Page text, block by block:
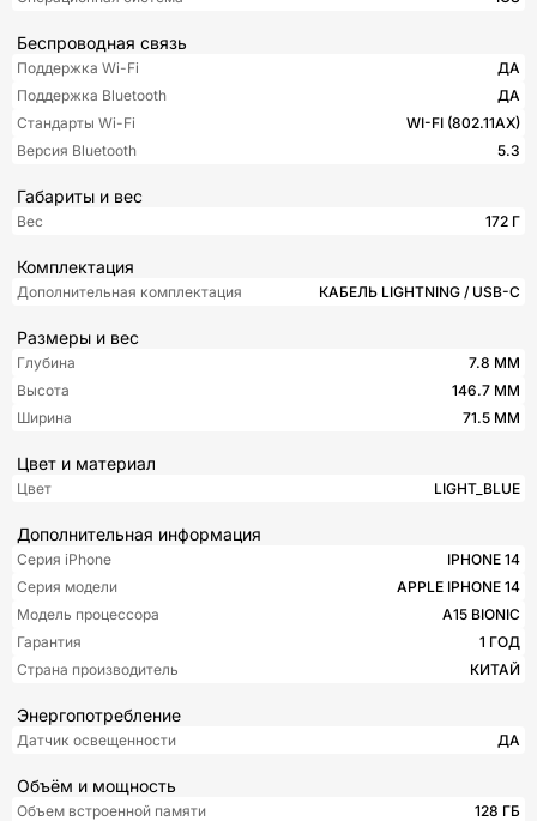
Беспроводная связь
Поддержка Wi-Fi
ДА
Поддержка Bluetooth
ДА
Стандарты Wi-Fi
WI-FI (802.11​AX)
Версия Bluetooth
5.3
Габариты и вес
Вес 172 Г
Комплектация
Дополнительная комплектация КАБЕЛЬ LIGHTNING / USB-C
Размеры и вес
Глубина
7.8 ММ
Высота
146.7 ММ
Ширина
71.5 ММ
Цвет и материал
Цвет LIGHT_BLUE
Дополнительная информация
Серия iPhone
IPHONE 14
Серия модели
APPLE IPHONE 14
Модель процессора
A15 BIONIC
Гарантия
1 ГОД
Страна производитель
КИТАЙ
Энергопотребление
Датчик освещенности ДА
Объём и мощность
Объем встроенной памяти
128 ГБ